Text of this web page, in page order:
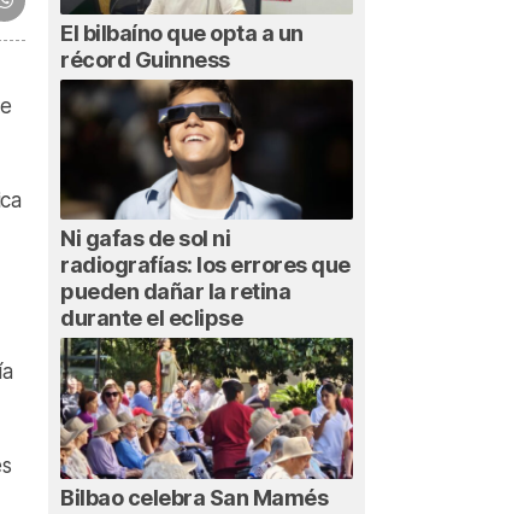
El bilbaíno que opta a un
récord Guinness
Ni gafas de sol ni
radiografías: los errores que
pueden dañar la retina
durante el eclipse
Bilbao celebra San Mamés